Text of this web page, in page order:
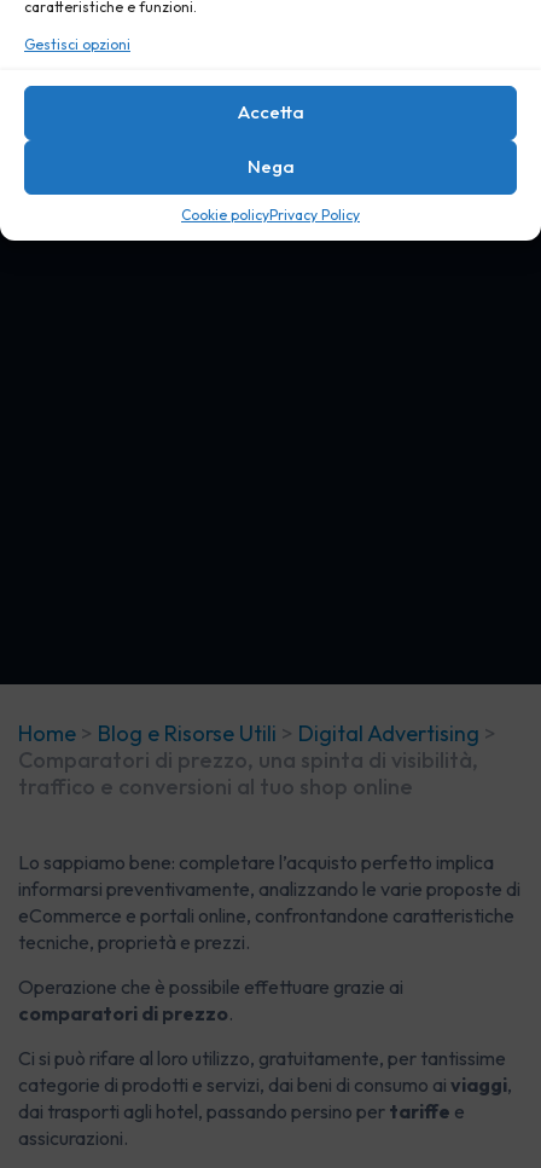
caratteristiche e funzioni.
Gestisci opzioni
Accetta
Nega
Cookie policyPrivacy Policy
Home > Blog e Risorse Utili > Digital Advertising >
Comparatori di prezzo, una spinta di visibilità,
traffico e conversioni al tuo shop online
Lo sappiamo bene: completare l’acquisto perfetto implica
informarsi preventivamente, analizzando le varie proposte di
eCommerce e portali online, confrontandone caratteristiche
tecniche, proprietà e prezzi.
Operazione che è possibile effettuare grazie ai
comparatori di prezzo.
Ci si può rifare al loro utilizzo, gratuitamente, per tantissime
categorie di prodotti e servizi, dai beni di consumo ai viaggi,
dai trasporti agli hotel, passando persino per tariffe e
assicurazioni.